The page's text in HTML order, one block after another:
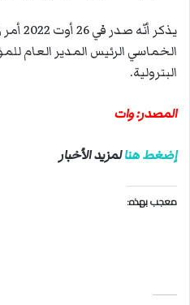
يذكر
الخماسي الرئيس المدير العام
البترولية.
المصدر: وات
إضغط هنالمزيد الأخبار
معجب بهذه: